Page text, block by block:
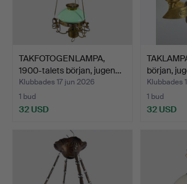
TAKFOTOGENLAMPA,
1900-talets början, jugen…
Klubbades 17 jun 2026
1 bud
32 USD
början,
Klubbades
1 bud
32 USD